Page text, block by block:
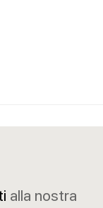
alla nostra